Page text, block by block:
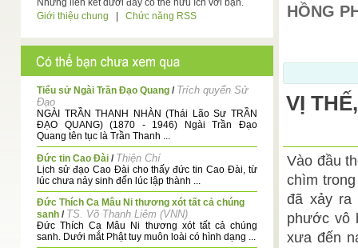
Những liên kết dưới đây có thể hữu ích với bạn.
Giới thiệu chung
Chức năng RSS
Tiểu sử Ngài Trần Đạo Quang / Trích quyển Sử
Đạo
NGÀI TRẦN THANH NHÀN (Thái Lão Sư TRẦN
ĐẠO QUANG) (1870 - 1946) Ngài Trần Đạo
Quang tên tục là Trần Thanh ...
Đức tin Cao Đài / Thiện Chí
Lịch sử đạo Cao Đài cho thấy đức tin Cao Đài, từ
lúc chưa nảy sinh đến lúc lập thành ...
Đức Thích Ca Mâu Ni thương xót tất cả chúng
sanh / TS. Võ Thanh Liêm (VNN)
Đức Thích Ca Mâu Ni thương xót tất cả chúng
sanh. Dưới mắt Phật tuy muôn loài có hình dạng ...
HỒNG
VỊ
Vào đầu
chìm
đã xảy ra
phước vô
xưa đến